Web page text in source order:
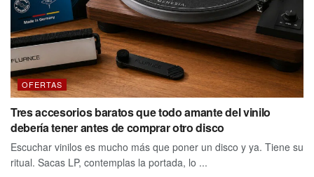
OFERTAS
Tres accesorios baratos que todo amante del vinilo
debería tener antes de comprar otro disco
Escuchar vinilos es mucho más que poner un disco y ya. Tiene su
ritual. Sacas LP, contemplas la portada, lo ...